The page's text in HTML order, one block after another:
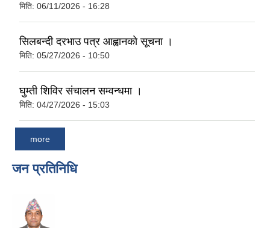
मिति: 06/11/2026 - 16:28
सिलबन्दी दरभाउ पत्र आह्वानकाे सूचना ।
मिति: 05/27/2026 - 10:50
घुम्ती शिविर संचालन सम्वन्धमा ।
मिति: 04/27/2026 - 15:03
more
जन प्रतिनिधि